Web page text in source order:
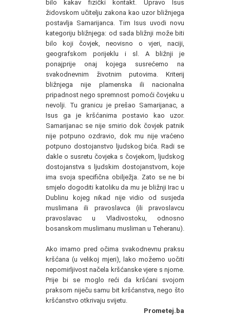
bilo kakav fizički kontakt. Upravo Isus
židovskom učitelju zakona kao uzor bližnjega
postavlja Samarijanca. Tim Isus uvodi novu
kategoriju bližnjega: od sada bližnji može biti
bilo koji čovjek, neovisno o vjeri, naciji,
geografskom porijeklu i sl. A bližnji je
ponajprije onaj kojega susrećemo na
svakodnevnim životnim putovima. Kriterij
bližnjega nije plamenska ili nacionalna
pripadnost nego spremnost pomoći čovjeku u
nevolji. Tu granicu je prešao Samarijanac, a
Isus ga je kršćanima postavio kao uzor.
Samarijanac se nije smirio dok čovjek patnik
nije potpuno ozdravio, dok mu nije vraćeno
potpuno dostojanstvo ljudskog bića. Radi se
dakle o susretu čovjeka s čovjekom, ljudskog
dostojanstva s ljudskim dostojanstvom, koje
ima svoja specifična obilježja. Zato se ne bi
smjelo dogoditi katoliku da mu je bližnji Irac u
Dublinu kojeg nikad nije vidio od susjeda
muslimana ili pravoslavca (ili pravoslavcu
pravoslavac u Vladivostoku, odnosno
bosanskom muslimanu musliman u Teheranu).
Ako imamo pred očima svakodnevnu praksu
kršćana (u velikoj mjeri), lako možemo uočiti
nepomirljivost načela kršćanske vjere s njome.
Prije bi se moglo reći da kršćani svojom
praksom niječu samu bit kršćanstva, nego što
kršćanstvo otkrivaju svijetu.
Prometej.ba